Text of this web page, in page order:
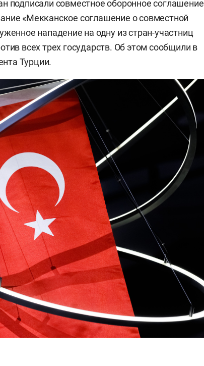
подписали совместное оборонное соглашение
«Мекканское соглашение о совместной
нападение на одну из стран-участниц
всех трех государств. Об этом сообщили в
Турции.